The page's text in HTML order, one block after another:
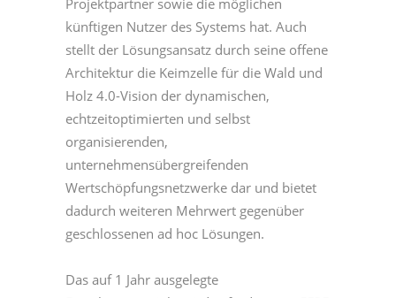
Projektpartner sowie die möglichen
künftigen Nutzer des Systems hat. Auch
stellt der Lösungsansatz durch seine offene
Architektur die Keimzelle für die Wald und
Holz 4.0-Vision der dynamischen,
echtzeitoptimierten und selbst
organisierenden,
unternehmensübergreifenden
Wertschöpfungsnetzwerke dar und bietet
dadurch weiteren Mehrwert gegenüber
geschlossenen ad hoc Lösungen.
Das auf 1 Jahr ausgelegte